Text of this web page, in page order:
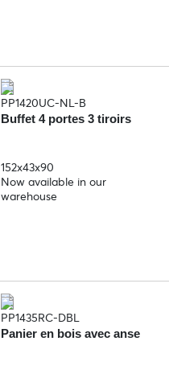
PP1420UC-NL-B
Buffet 4 portes 3 tiroirs
152x43x90
Now available in our
warehouse
PP1435RC-DBL
Panier en bois avec anse